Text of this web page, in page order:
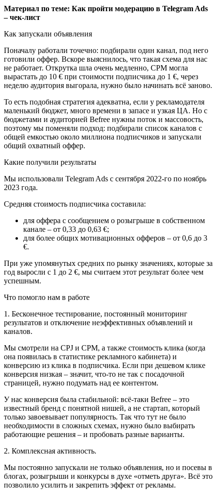
Материал по теме: Как пройти модерацию в Telegram Ads
– чек-лист
Как запускали объявления
Поначалу работали точечно: подбирали один канал, под него
готовили оффер. Вскоре выяснилось, что такая схема для нас
не работает. Открутка шла очень медленно, CPM могла
вырастать до 10 € при стоимости подписчика до 1 €, через
неделю аудитория выгорала, нужно было начинать всё заново.
То есть подобная стратегия адекватна, если у рекламодателя
маленький бюджет, много времени в запасе и узкая ЦА. Но с
бюджетами и аудиторией Befree нужны поток и массовость,
поэтому мы поменяли подход: подбирали список каналов с
общей емкостью около миллиона подписчиков и запускали
общий охватный оффер.
Какие получили результаты
Мы использовали Telegram Ads с сентября 2022-го по ноябрь
2023 года.
Средняя стоимость подписчика составила:
для оффера с сообщением о розыгрыше в собственном
канале – от 0,33 до 0,63 €;
для более общих мотивационных офферов – от 0,6 до 3
€.
При уже упомянутых средних по рынку значениях, которые за
год выросли с 1 до 2 €, мы считаем этот результат более чем
успешным.
Что помогло нам в работе
1. Бесконечное тестирование, постоянный мониторинг
результатов и отключение неэффективных объявлений и
каналов.
Мы смотрели на CPJ и CPM, а также стоимость клика (когда
она появилась в статистике рекламного кабинета) и
конверсию из клика в подписчика. Если при дешевом клике
конверсия низкая – значит, что-то не так с посадочной
страницей, нужно подумать над ее контентом.
У нас конверсия была стабильной: всё-таки Befree – это
известный бренд с понятной нишей, а не стартап, который
только завоевывает популярность. Так что тут не было
необходимости в сложных схемах, нужно было выбирать
работающие решения – и пробовать разные варианты.
2. Комплексная активность.
Мы постоянно запускали не только объявления, но и посевы в
блогах, розыгрыши и конкурсы в духе «отметь друга». Всё это
позволило усилить и закрепить эффект от рекламы.